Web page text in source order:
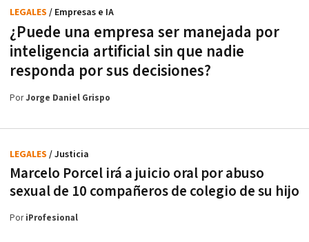
¿Puede una empresa ser manejada por
inteligencia artificial sin que nadie
responda por sus decisiones?
LEGALES / Empresas e IA
PorJorge Daniel Grispo
Marcelo Porcel irá a juicio oral por abuso
sexual de 10 compañeros de colegio de su hijo
LEGALES / Justicia
PoriProfesional